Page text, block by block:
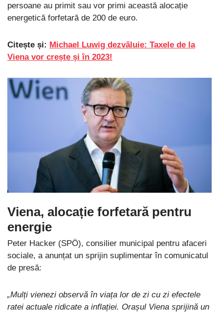
persoane au primit sau vor primi această alocație
energetică forfetară de 200 de euro.
Citește și: Michael Luwig dezvăluie: Taxele de la
Viena vor crește și în 2023!
Viena, alocație forfetară pentru
energie
Peter Hacker (SPÖ), consilier municipal pentru afaceri
sociale, a anunțat un sprijin suplimentar în comunicatul
de presă:
„Mulți vienezi observă în viața lor de zi cu zi efectele
ratei actuale ridicate a inflației. Orașul Viena sprijină un